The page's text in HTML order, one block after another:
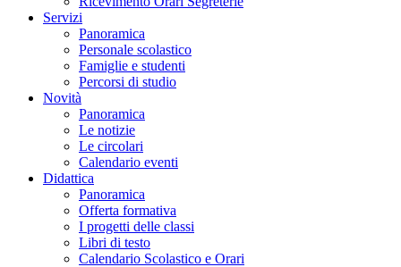
Servizi
Panoramica
Personale scolastico
Famiglie e studenti
Percorsi di studio
Novità
Panoramica
Le notizie
Le circolari
Calendario eventi
Didattica
Panoramica
Offerta formativa
I progetti delle classi
Libri di testo
Calendario Scolastico e Orari